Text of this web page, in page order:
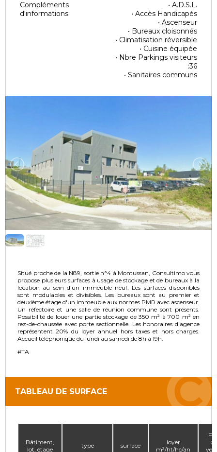
Compléments
d'informations
• A.D.S.L.
• Accès Handicapés
• Ascenseur
• Bureaux cloisonnés
• Climatisation réversible
• Cuisine équipée
• Nbre Parkings visiteurs
:36
• Sanitaires communs
Situé proche de la N89, sortie n°4 à Montussan, Consultimo vous
propose plusieurs surfaces à usage de stockage et de bureaux à la
location au sein d'un immeuble neuf. Les surfaces disponibles
sont modulables et divisibles. Les bureaux sont au premier et
deuxième étage d'un immeuble aux normes PMR avec ascenseur.
Un réfectoire et une salle de réunion commune sont présents.
Possibilité de louer une partie stockage de 350 m² à 700 m² en
rez-de-chaussée avec porte sectionnelle. Les honoraires d'agence
représentent 20% du loyer annuel hors taxes et hors charges.
Accueil téléphonique du lundi au samedi de 8h à 19h.
#TA
TABLEAU DE SURFACE
Bâtiment,
lot, étage
type surface
loyer
m²/ht/hc/an
de